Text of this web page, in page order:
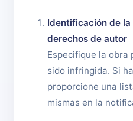
Identificación de
derechos de autor
Especifique la obra
sido infringida. Si
proporcione una
mismas en la